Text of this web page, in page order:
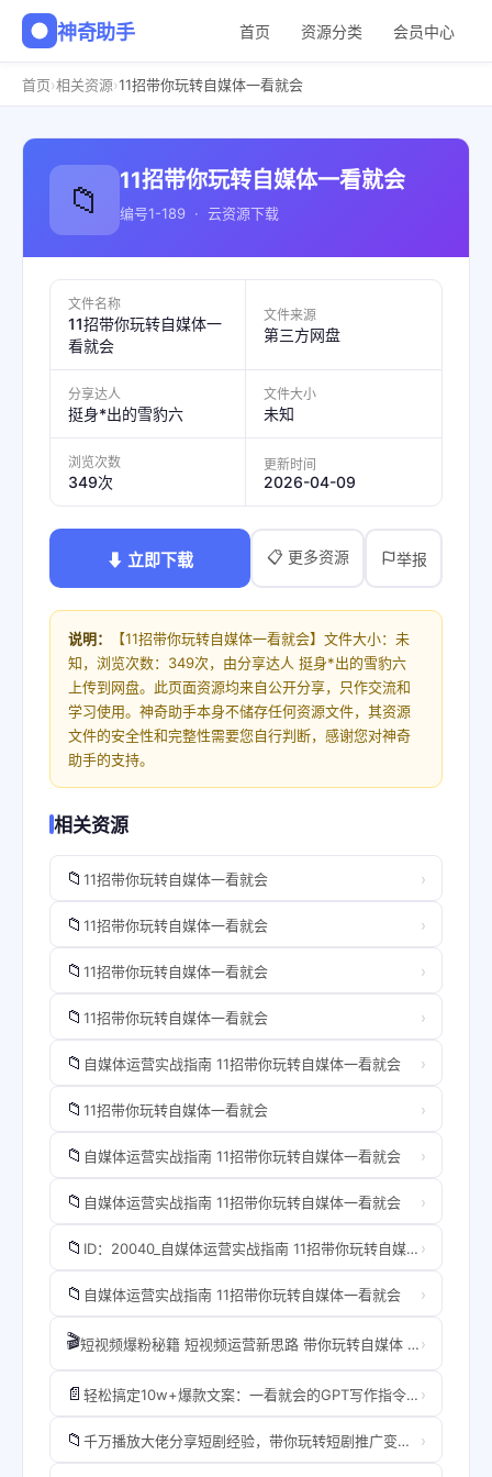
神奇助手 首页 资源分类 会员中心
首页›相关资源›11招带你玩转自媒体一看就会
📁 11招带你玩转自媒体一看就会
编号1-189 · 云资源下载
文件名称
11招带你玩转自媒体一
看就会
文件来源
第三方网盘
分享达人
挺身*出的雪豹六
文件大小
未知
浏览次数
349次
更新时间
2026-04-09
⬇ 立即下载 📋 更多资源 举报
说明：
【11招带你玩转自媒体一看就会】文件大小：未
知，浏览次数：349次，由分享达人 挺身*出的雪豹六
上传到网盘。此页面资源均来自公开分享，只作交流和
学习使用。神奇助手本身不储存任何资源文件，其资源
文件的安全性和完整性需要您自行判断，感谢您对神奇
助手的支持。
相关资源
📁 11招带你玩转自媒体一看就会 ›
📁 11招带你玩转自媒体一看就会 ›
📁 11招带你玩转自媒体一看就会 ›
📁 11招带你玩转自媒体一看就会 ›
📁 自媒体运营实战指南 11招带你玩转自媒体一看就会 ›
📁 11招带你玩转自媒体一看就会 ›
📁 自媒体运营实战指南 11招带你玩转自媒体一看就会 ›
📁 自媒体运营实战指南 11招带你玩转自媒体一看就会 ›
📁 ID：20040_自媒体运营实战指南 11招带你玩转自媒体一看就会 ›
📁 自媒体运营实战指南 11招带你玩转自媒体一看就会 ›
🎬 短视频爆粉秘籍 短视频运营新思路 带你玩转自媒体 赋能新商业›
📄 轻松搞定10w+爆款文案：一看就会的GPT写作指令法(自媒体人必备）.pdf ›
📁 千万播放大佬分享短剧经验，带你玩转短剧推广变现，跟着操作看一遍就会 ›